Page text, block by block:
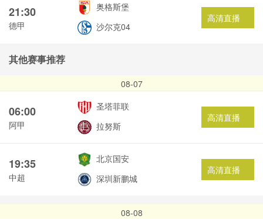
21:30
德甲
奥格斯堡
沙尔克04
高清直播
其他赛事推荐
08-07
06:00
阿甲
圣塔菲联
拉努斯
高清直播
19:35
中超
北京国安
深圳新鹏城
高清直播
08-08